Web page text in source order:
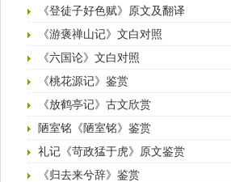
《登徒子好色赋》原文及翻译
《游褒禅山记》文白对照
《六国论》文白对照
《桃花源记》鉴赏
《放鹤亭记》古文欣赏
陋室铭《陋室铭》鉴赏
礼记《苛政猛于虎》原文鉴赏
《归去来兮辞》鉴赏